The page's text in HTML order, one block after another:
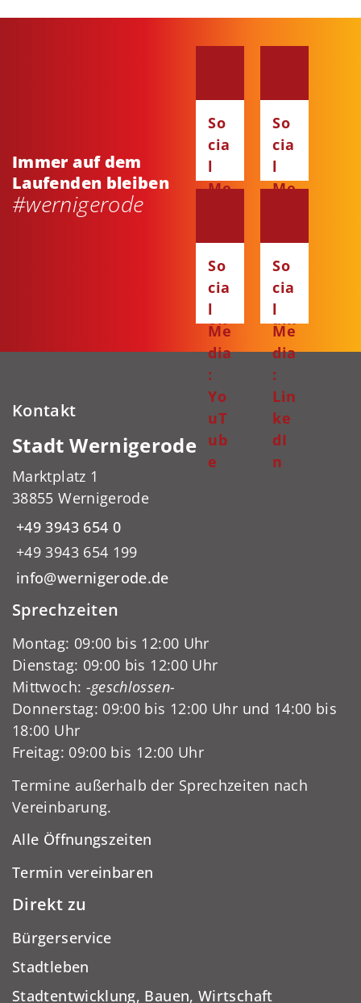
Immer auf dem
Laufenden bleiben
#wernigerode
So
cia
l
Me
ce
bo
ok
So
cia
l
Me
ta
gr
am
So
cia
l
Me
dia
:
Yo
uT
ub
e
So
cia
l
Me
dia
:
Lin
ke
dI
n
Kontakt
Stadt Wernigerode
Marktplatz 1
38855 Wernigerode
+49 3943 654 0
+49 3943 654 199
info@wernigerode.de
Sprechzeiten
Montag: 09:00 bis 12:00 Uhr
Dienstag: 09:00 bis 12:00 Uhr
Mittwoch: -geschlossen-
Donnerstag: 09:00 bis 12:00 Uhr und 14:00 bis
18:00 Uhr
Freitag: 09:00 bis 12:00 Uhr
Termine außerhalb der Sprechzeiten nach
Vereinbarung.
Alle Öffnungszeiten
Termin vereinbaren
Direkt zu
Bürgerservice
Stadtleben
Stadtentwicklung, Bauen, Wirtschaft